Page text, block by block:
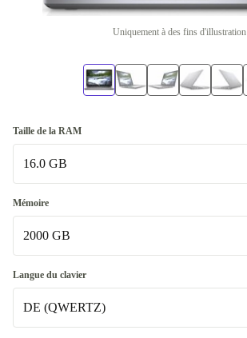
Uniquement à des fins d'illustration
Taille de la RAM
16.0 GB
16.0 GB
Disponible dans d'autres variantes
8.0 GB
Mémoire
2000 GB
2000 GB
Disponible dans d'autres variantes
256 GB
Langue du clavier
DE (QWERTZ)